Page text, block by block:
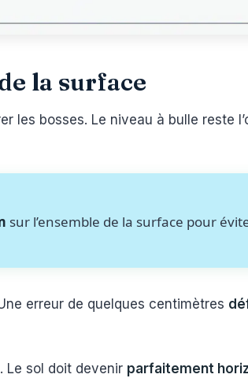
la surface
les bosses. Le niveau à bulle reste
sur l’ensemble de la surface pour
erreur de quelques centimètres
Le sol doit devenir parfaitement